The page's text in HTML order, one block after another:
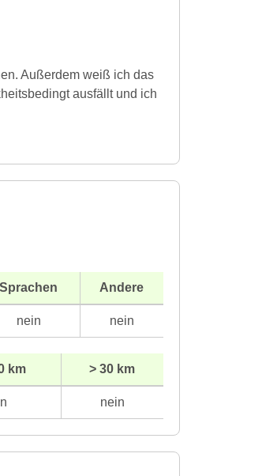
Außerdem weiß ich das
ausfällt und ich
Sprachen Andere
nein nein
km > 30 km
nein